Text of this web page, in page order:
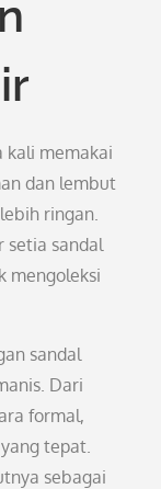
kali memakai
dan lembut
ringan.
setia sandal
mengoleksi
sandal
Dari
formal,
tepat.
sebagai